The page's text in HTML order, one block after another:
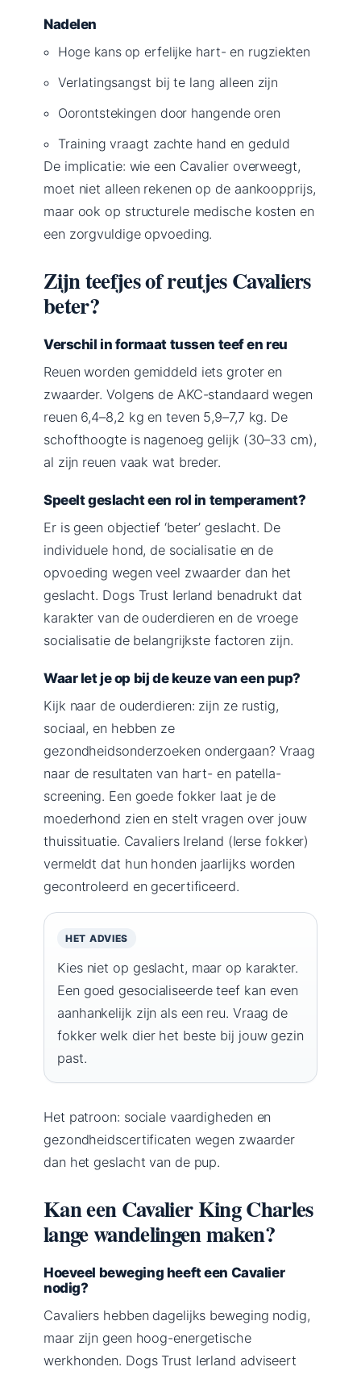
Nadelen
Hoge kans op erfelijke hart- en rugziekten
Verlatingsangst bij te lang alleen zijn
Oorontstekingen door hangende oren
Training vraagt zachte hand en geduld
De implicatie: wie een Cavalier overweegt,
moet niet alleen rekenen op de aankoopprijs,
maar ook op structurele medische kosten en
een zorgvuldige opvoeding.
Zijn teefjes of reutjes Cavaliers
beter?
Verschil in formaat tussen teef en reu
Reuen worden gemiddeld iets groter en
zwaarder. Volgens de AKC-standaard wegen
reuen 6,4–8,2 kg en teven 5,9–7,7 kg. De
schofthoogte is nagenoeg gelijk (30–33 cm),
al zijn reuen vaak wat breder.
Speelt geslacht een rol in temperament?
Er is geen objectief ‘beter’ geslacht. De
individuele hond, de socialisatie en de
opvoeding wegen veel zwaarder dan het
geslacht. Dogs Trust Ierland benadrukt dat
karakter van de ouderdieren en de vroege
socialisatie de belangrijkste factoren zijn.
Waar let je op bij de keuze van een pup?
Kijk naar de ouderdieren: zijn ze rustig,
sociaal, en hebben ze
gezondheidsonderzoeken ondergaan? Vraag
naar de resultaten van hart- en patella-
screening. Een goede fokker laat je de
moederhond zien en stelt vragen over jouw
thuissituatie. Cavaliers Ireland (Ierse fokker)
vermeldt dat hun honden jaarlijks worden
gecontroleerd en gecertificeerd.
HET ADVIES
Kies niet op geslacht, maar op karakter.
Een goed gesocialiseerde teef kan even
aanhankelijk zijn als een reu. Vraag de
fokker welk dier het beste bij jouw gezin
past.
Het patroon: sociale vaardigheden en
gezondheidscertificaten wegen zwaarder
dan het geslacht van de pup.
Kan een Cavalier King Charles
lange wandelingen maken?
Hoeveel beweging heeft een Cavalier
nodig?
Cavaliers hebben dagelijks beweging nodig,
maar zijn geen hoog-energetische
werkhonden. Dogs Trust Ierland adviseert